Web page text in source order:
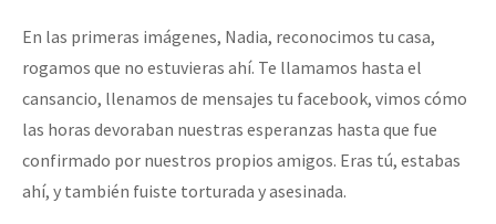
Semillero Guerra contra la Humanidad. (Las poblaciones y
la naturaleza bajo asedio)
Libros para descargar
Medios Libres
En las primeras imágenes, Nadia, reconocimos tu casa,
rogamos que no estuvieras ahí. Te llamamos hasta el
cansancio, llenamos de mensajes tu facebook, vimos cómo
las horas devoraban nuestras esperanzas hasta que fue
confirmado por nuestros propios amigos. Eras tú, estabas
ahí, y también fuiste torturada y asesinada.